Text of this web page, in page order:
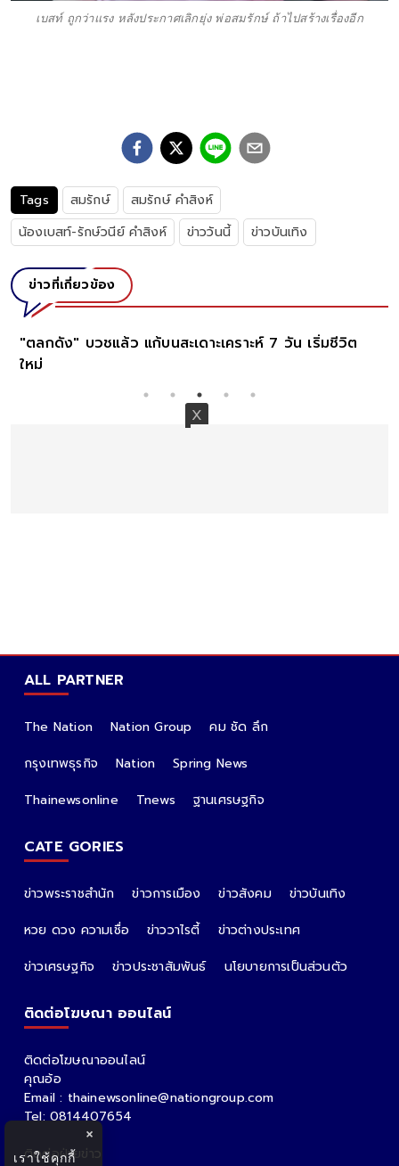
เบสท์ ถูกว่าแรง หลังประกาศเลิกยุ่ง พ่อสมรักษ์ ถ้าไปสร้างเรื่องอีก
Tags สมรักษ์
สมรักษ์ คำสิงห์
น้องเบสท์-รักษ์วนีย์ คำสิงห์
ข่าววันนี้ ข่าวบันเทิง
ข่าวที่เกี่ยวข้อง
"ตลกดัง" บวชแล้ว แก้บนสะเดาะเคราะห์ 7 วัน เริ่มชีวิต
ใหม่
ALL PARTNER
The Nation Nation Group
คม ชัด ลึก
กรุงเทพธุรกิจ
Nation
Spring News
Thainewsonline
Tnews ฐานเศรษฐกิจ
CATE GORIES
ข่าวพระราชสำนัก ข่าวการเมือง ข่าวสังคม
ข่าวบันเทิง
หวย ดวง ความเชื่อ
ข่าววาไรตี้
ข่าวต่างประเทศ
ข่าวเศรษฐกิจ
ข่าวประชาสัมพันธ์ นโยบายการเป็นส่วนตัว
ติดต่อโฆษณา ออนไลน์
ติดต่อโฆษณาออนไลน์
คุณอ้อ
Email : thainewsonline@nationgroup.com
Tel: 0814407654
ติดต่อฝ่ายข่าว
×
เราใช้คุกกี้